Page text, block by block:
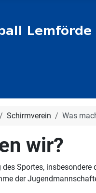
Schirmverein Was
wir?
des Sportes,
der